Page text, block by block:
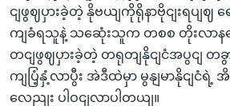
ငျဖွဈပှားခဲ့တဲ့ နိုဗယျကိုရိုနာဗိုငျးရပျဈ
ကျခံရသူနဲ့ သဆေုံးသူက တစစ တိုးလာနပေ
တငျဖွဈပှားခဲ့တဲ့ တရုတျနိုငျငံအပွငျ တခွ
ကျပြံ့နှံ့လာပွီး အဲဒီထဲမှာ မွနျမာနိုငျငံရဲ့ အိ
လေညျး ပါဝငျလာပါတယျ။